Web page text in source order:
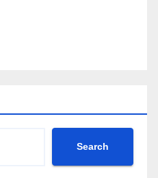
Search